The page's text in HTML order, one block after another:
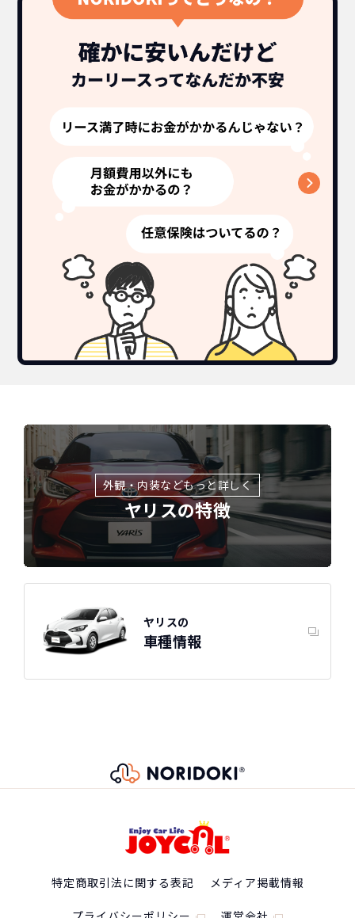
外観・内装などもっと詳しく
ヤリスの特徴
ヤリスの
車種情報
特定商取引法に関する表記 メディア掲載情報